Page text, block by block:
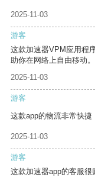
2025-11-03
游客
这款加速器VPM应用程
助你在网络上自由移动。
2025-11-03
游客
这款app的物流非常快捷
2025-11-03
游客
这款加速器app的客服